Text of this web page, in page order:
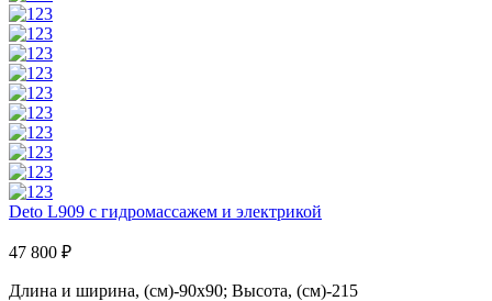
Deto L909 с гидромассажем и электрикой
47 800 ₽
Длина и ширина, (см)-90x90; Высота, (см)-215